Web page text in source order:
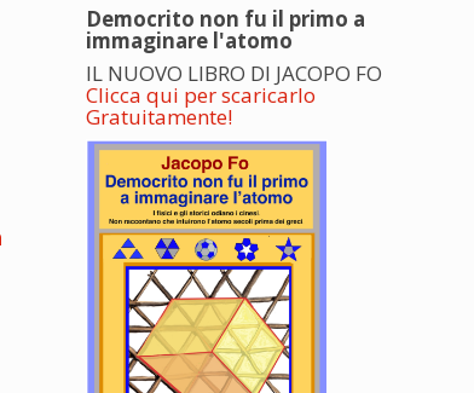
Democrito non fu il primo a
immaginare l'atomo
IL NUOVO LIBRO DI JACOPO FO
Clicca qui per scaricarlo
Gratuitamente!